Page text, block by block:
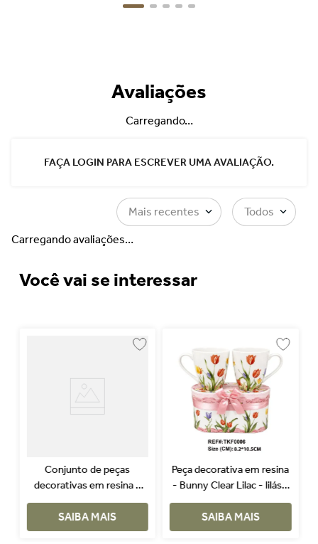
Avaliações
Carregando…
FAÇA LOGIN PARA ESCREVER UMA AVALIAÇÃO.
Mais recentes Todos
Carregando avaliações…
Você vai se interessar
Conjunto de peças
decorativas em resina -
Bunny Blue - azul - 3 peças
SAIBA MAIS
Peça decorativa em resina
- Bunny Clear Lilac - lilás -
14 cm
SAIBA MAIS